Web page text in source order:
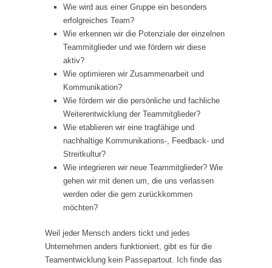
Wie wird aus einer Gruppe ein besonders
erfolgreiches Team?
Wie erkennen wir die Potenziale der einzelnen
Teammitglieder und wie fördern wir diese
aktiv?
Wie optimieren wir Zusammenarbeit und
Kommunikation?
Wie fördern wir die persönliche und fachliche
Weiterentwicklung der Teammitglieder?
Wie etablieren wir eine tragfähige und
nachhaltige Kommunikations-, Feedback- und
Streitkultur?
Wie integrieren wir neue Teammitglieder? Wie
gehen wir mit denen um, die uns verlassen
werden oder die gern zurückkommen
möchten?
Weil jeder Mensch anders tickt und jedes
Unternehmen anders funktioniert, gibt es für die
Teamentwicklung kein Passepartout. Ich finde das